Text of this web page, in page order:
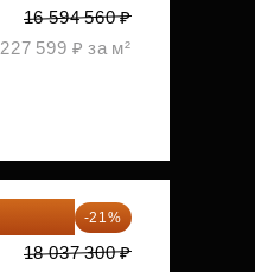
16 594 560 ₽
227 599 ₽ за м²
-21%
18 037 300 ₽